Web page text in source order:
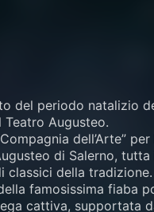
del periodo natalizio
Augusteo.
dell’Arte”
di Salerno,
della tradizione.
famosissima fiaba
cattiva, supportata